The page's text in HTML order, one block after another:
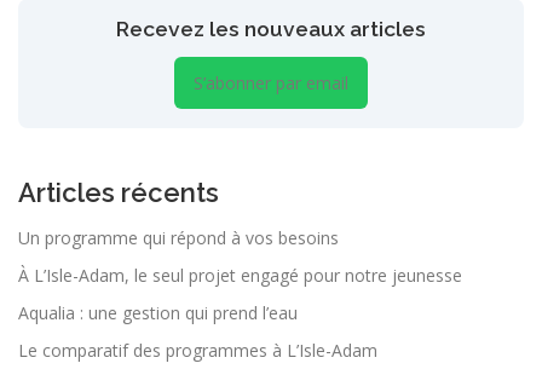
Recevez les nouveaux articles
S’abonner par email
Articles récents
Un programme qui répond à vos besoins
À L’Isle-Adam, le seul projet engagé pour notre jeunesse
Aqualia : une gestion qui prend l’eau
Le comparatif des programmes à L’Isle-Adam